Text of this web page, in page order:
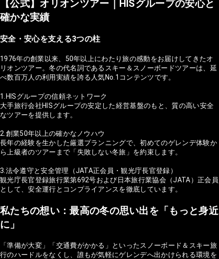
【公式】オリオンツアー｜HISグループの安心と
確かな実績
安全・安心を支える3つの柱
1976年の創業以来、50年以上にわたり旅の感動をお届けしてきたオ
リオンツアー。冬の代名詞であるスキー＆スノーボードツアーは、延
べ数百万人の利用実績を誇る人気No.1コンテンツです。
1.HISグループの信頼ネットワーク
大手旅行会社HISグループの安定した経営基盤のもと、質の高い安全
なツアーを提供します。
2.創業50年以上の確かなノウハウ
長年の経験を生かした厳選プランニングで、初めてのゲレンデ体験か
ら上級者のツアーまで「失敗しない冬旅」を約束します。
3.法令遵守と安全管理（JATA正会員・観光庁長官登録）
観光庁長官登録旅行業第692号および日本旅行業協会（JATA）正会員
として、安全運行とコンプライアンスを徹底しています。
私たちの想い：最高の冬の思い出を「もっと身近
に」
「準備が大変」「交通費がかかる」といったスノーボード＆スキー旅
行のハードルをなくし、誰もが気軽にゲレンデへ出かけられる環境を